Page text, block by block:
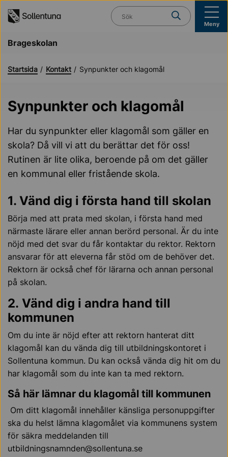
Vad söker du?
Meny
Brageskolan
Startsida Kontakt Synpunkter och klagomål
Synpunkter och klagomål
Har du synpunkter eller klagomål som gäller en
skola? Då vill vi att du berättar det för oss!
Rutinen är lite olika, beroende på om det gäller
en kommunal eller fristående skola.
1. Vänd dig i första hand till skolan
Börja med att prata med skolan, i första hand med
närmaste lärare eller annan berörd personal. Är du inte
nöjd med det svar du får kontaktar du rektor. Rektorn
ansvarar för att eleverna får stöd om de behöver det.
Rektorn är också chef för lärarna och annan personal
på skolan.
2. Vänd dig i andra hand till
kommunen
Om du inte är nöjd efter att rektorn hanterat ditt
klagomål kan du vända dig till utbildningskontoret i
Sollentuna kommun. Du kan också vända dig hit om du
har klagomål som du inte kan ta med rektorn.
Så här lämnar du klagomål till kommunen
Om ditt klagomål innehåller känsliga personuppgifter
ska du helst lämna klagomålet via kommunens system
för säkra meddelanden till
utbildningsnamnden@sollentuna.se